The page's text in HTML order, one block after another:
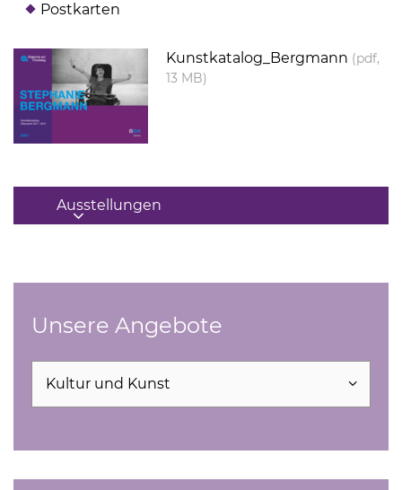
Postkarten
Kunstkatalog_Bergmann (pdf,
13 MB)
(Link öffnet einen neuen Tab)
Ausstellungen
Unsere Angebote
Kultur und Kunst